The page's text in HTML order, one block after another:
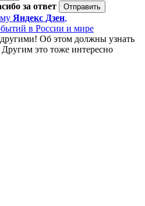
за ответ
Яндекс Дзен,
в России и мире
Об этом должны узнать
это тоже интересно